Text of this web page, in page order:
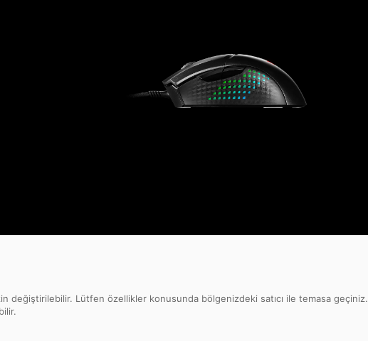
Lütfen özellikler konusunda bölgenizdeki satıcı ile temasa geçiniz.